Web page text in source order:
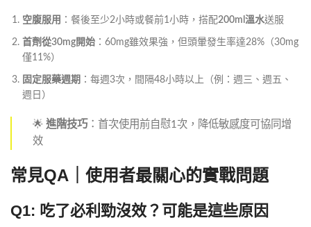
空腹服用 ：餐後至少2小時或餐前1小時，搭配200ml溫水送服
首劑從30mg開始 ：60mg雖效果強，但頭暈發生率達28%（30mg
僅11%）
固定服藥週期 ：每週3次，間隔48小時以上（例：週三、週五、
週日）
🌟 進階技巧 ：首次使用前自慰1次，降低敏感度可協同增
效
常見QA｜使用者最關心的實戰問題
Q1: 吃了必利勁沒效？可能是這些原因